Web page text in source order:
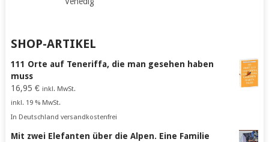
SHOP-ARTIKEL
111 Orte auf Teneriffa, die man gesehen haben
muss
16,95 € inkl. MwSt.
inkl. 19 % MwSt.
In Deutschland versandkostenfrei
Mit zwei Elefanten über die Alpen. Eine Familie